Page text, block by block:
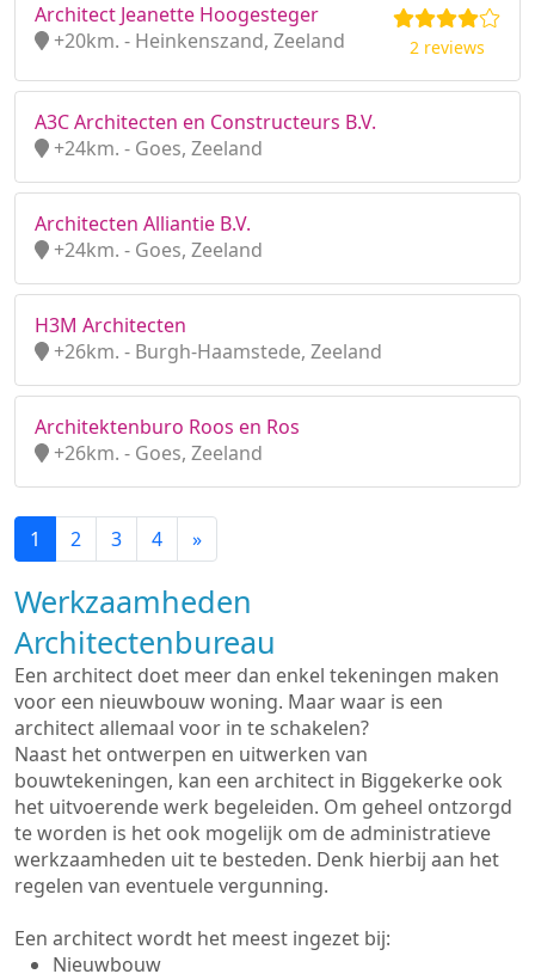
Architect Jeanette Hoogesteger
+20km. - Heinkenszand, Zeeland
2 reviews
A3C Architecten en Constructeurs B.V.
+24km. - Goes, Zeeland
Architecten Alliantie B.V.
+24km. - Goes, Zeeland
H3M Architecten
+26km. - Burgh-Haamstede, Zeeland
Architektenburo Roos en Ros
+26km. - Goes, Zeeland
1 2 3 4 »
Werkzaamheden
Architectenbureau
Een architect doet meer dan enkel tekeningen maken
voor een nieuwbouw woning. Maar waar is een
architect allemaal voor in te schakelen?
Naast het ontwerpen en uitwerken van
bouwtekeningen, kan een architect in Biggekerke ook
het uitvoerende werk begeleiden. Om geheel ontzorgd
te worden is het ook mogelijk om de administratieve
werkzaamheden uit te besteden. Denk hierbij aan het
regelen van eventuele vergunning.
Een architect wordt het meest ingezet bij:
Nieuwbouw